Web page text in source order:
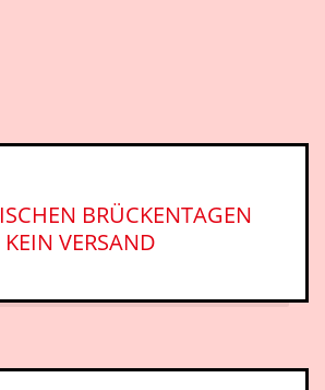
BRÜCKENTAGEN
KEIN VERSAND